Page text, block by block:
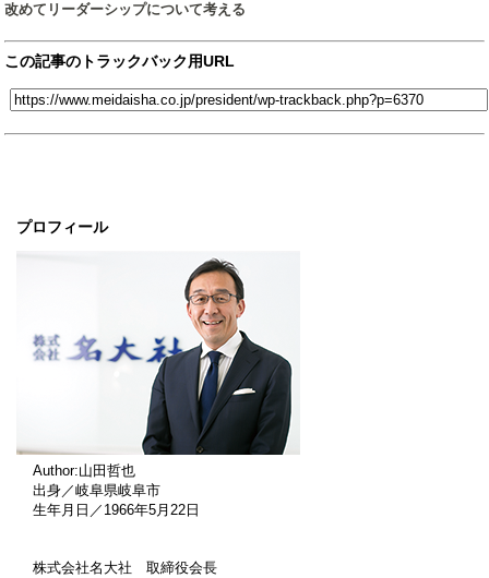
プロフィール
Author:山田哲也
出身／岐阜県岐阜市
生年月日／1966年5月22日
株式会社名大社 取締役会長
改めてリーダーシップについて考える
この記事のトラックバック用URL